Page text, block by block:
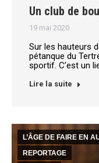
Un club de
19 mai 2020
Sur les hauteurs
pétanque du
sportif. C’est un
Lire la suite
L’ÂGE DE FAIRE EN
REPORTAGE